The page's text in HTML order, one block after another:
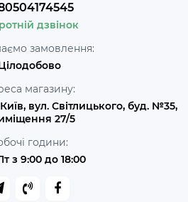
дзвінок
замовлення:
магазину:
вул. Світлицького, буд. №35,
27/5
години:
з 9:00 до 18:00